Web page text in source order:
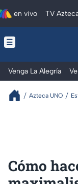
en vivo TV
Venga La Alegría
Azteca UNO
Cómo